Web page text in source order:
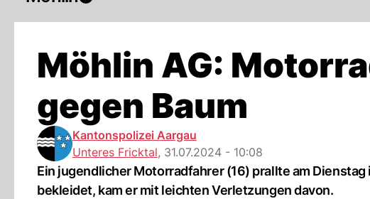
Möhlin AG:
gegen Baum
Kantonspolizei Aargau
Unteres Fricktal, 31.07.2024 - 10:08
Ein jugendlicher Motorradfahrer (16) prallte am
bekleidet, kam er mit leichten Verletzungen davon.